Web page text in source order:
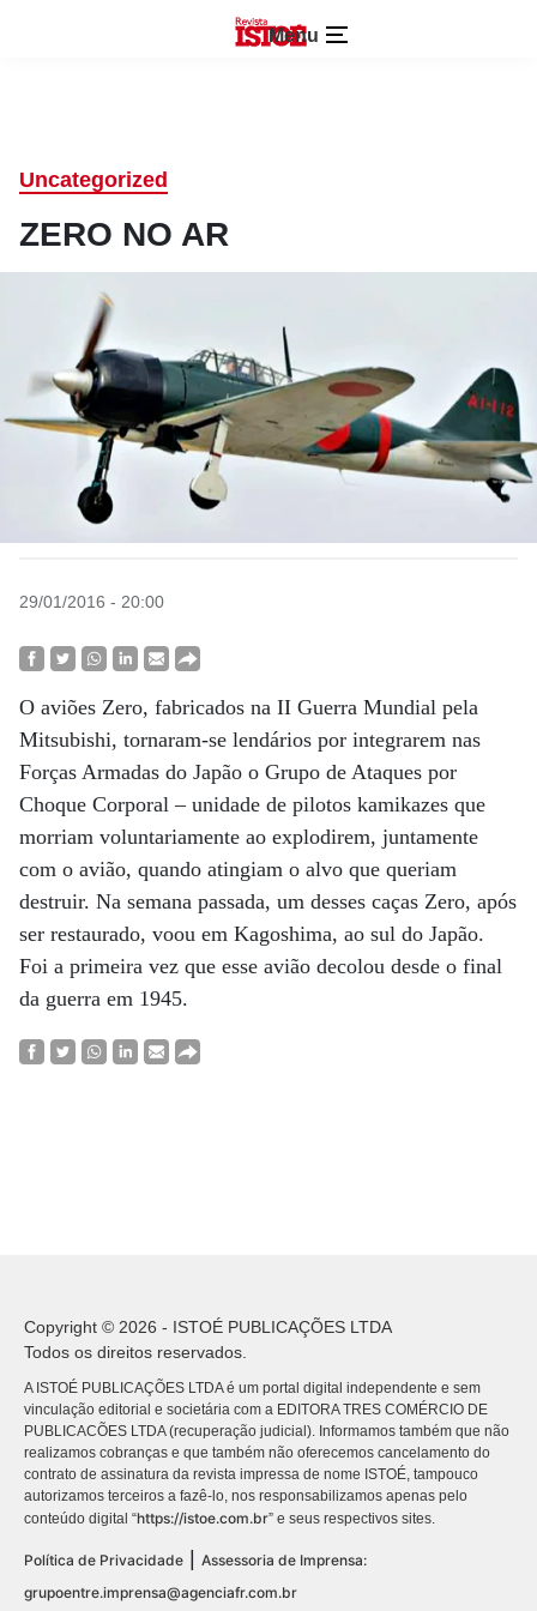
Menu
Uncategorized
ZERO NO AR
29/01/2016 - 20:00
O aviões Zero, fabricados na II Guerra Mundial pela
Mitsubishi, tornaram-se lendários por integrarem nas
Forças Armadas do Japão o Grupo de Ataques por
Choque Corporal – unidade de pilotos kamikazes que
morriam voluntariamente ao explodirem, juntamente
com o avião, quando atingiam o alvo que queriam
destruir. Na semana passada, um desses caças Zero, após
ser restaurado, voou em Kagoshima, ao sul do Japão.
Foi a primeira vez que esse avião decolou desde o final
da guerra em 1945.
Copyright © 2026 - ISTOÉ PUBLICAÇÕES LTDA
Todos os direitos reservados.
A ISTOÉ PUBLICAÇÕES LTDA é um portal digital independente e sem
vinculação editorial e societária com a EDITORA TRES COMÉRCIO DE
PUBLICACÕES LTDA (recuperação judicial). Informamos também que não
realizamos cobranças e que também não oferecemos cancelamento do
contrato de assinatura da revista impressa de nome ISTOÉ, tampouco
autorizamos terceiros a fazê-lo, nos responsabilizamos apenas pelo
conteúdo digital “https://istoe.com.br” e seus respectivos sites.
Política de Privacidade
Assessoria de Imprensa:
grupoentre.imprensa@agenciafr.com.br